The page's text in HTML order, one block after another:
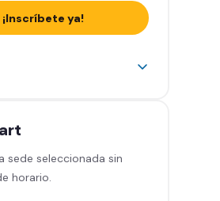
¡Inscríbete ya!
libre, peso
App
Go
sede seleccionada sin
horario.